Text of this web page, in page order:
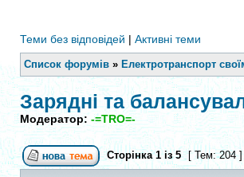
Теми без відповідей | Активні теми
Список форумів » Електротранспорт
Зарядні та
Модератор: -=TRO=-
Сторінка1із5 [ Тем: 204 ]